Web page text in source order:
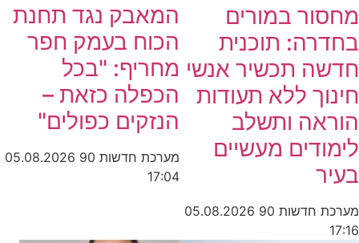
במורים
תוכנית
תכשיר אנשי
ללא תעודות
ותשלב
מעשיים
חדשות 90 05.08.2026
המאבק נגד תחנת
הכוח בעמק חפר
מחריף: "בכל
הכפלה כזאת –
הנזקים כפולים"
מערכת חדשות 90
05.08.2026